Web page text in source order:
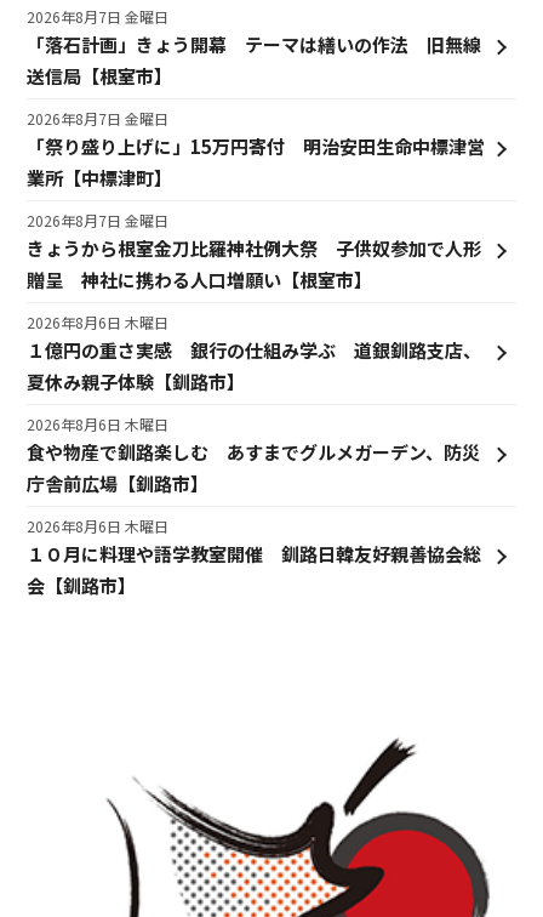
「落石計画」きょう開幕 テーマは繕いの作法 旧無線
送信局【根室市】
2026年8月7日 金曜日
「祭り盛り上げに」15万円寄付 明治安田生命中標津営
業所【中標津町】
2026年8月7日 金曜日
きょうから根室金刀比羅神社例大祭 子供奴参加で人形
贈呈 神社に携わる人口増願い【根室市】
2026年8月7日 金曜日
１億円の重さ実感 銀行の仕組み学ぶ 道銀釧路支店、
夏休み親子体験【釧路市】
2026年8月6日 木曜日
食や物産で釧路楽しむ あすまでグルメガーデン、防災
庁舎前広場【釧路市】
2026年8月6日 木曜日
１０月に料理や語学教室開催 釧路日韓友好親善協会総
会【釧路市】
2026年8月6日 木曜日